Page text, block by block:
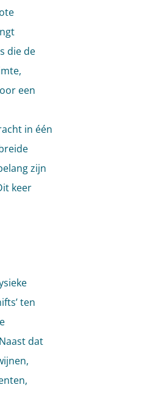
die de
een
in één
zijn
keer
ten
dat